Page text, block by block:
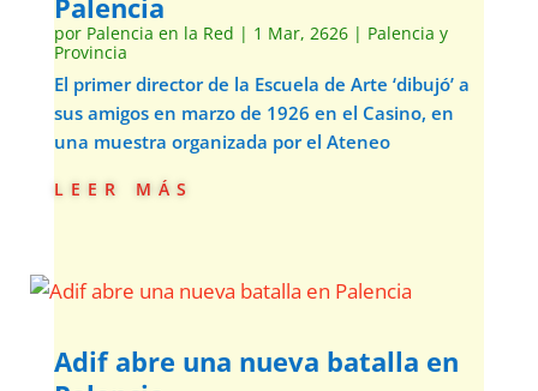
Palencia
por Palencia en la Red | 1 Mar, 2626| Palencia y
Provincia
El primer director de la Escuela de Arte ‘dibujó’ a
sus amigos en marzo de 1926 en el Casino, en
una muestra organizada por el Ateneo
leer más
Adif abre una nueva batalla en